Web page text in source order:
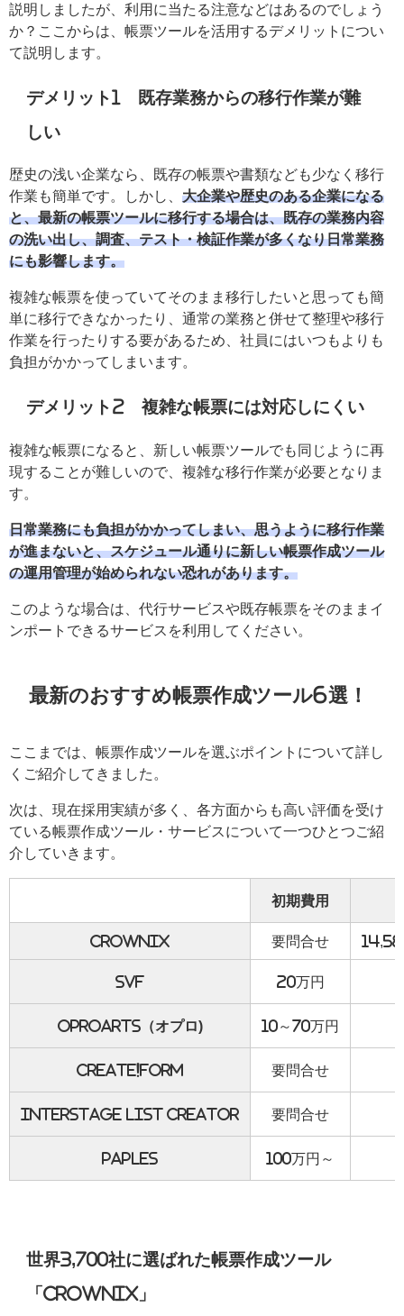
説明しましたが、利用に当たる注意などはあるのでしょう
か？ここからは、帳票ツールを活用するデメリットについ
て説明します。
デメリット1 既存業務からの移行作業が難
しい
歴史の浅い企業なら、既存の帳票や書類なども少なく移行
作業も簡単です。しかし、 大企業や歴史のある企業になる
と、最新の帳票ツールに移行する場合は、既存の業務内容
の洗い出し、調査、テスト・検証作業が多くなり日常業務
にも影響します。
複雑な帳票を使っていてそのまま移行したいと思っても簡
単に移行できなかったり、通常の業務と併せて整理や移行
作業を行ったりする要があるため、社員にはいつもよりも
負担がかかってしまいます。
デメリット2 複雑な帳票には対応しにくい
複雑な帳票になると、新しい帳票ツールでも同じように再
現することが難しいので、複雑な移行作業が必要となりま
す。
日常業務にも負担がかかってしまい、思うように移行作業
が進まないと、スケジュール通りに新しい帳票作成ツール
の運用管理が始められない恐れがあります。
このような場合は、代行サービスや既存帳票をそのままイ
ンポートできるサービスを利用してください。
最新のおすすめ帳票作成ツール6選！
ここまでは、帳票作成ツールを選ぶポイントについて詳し
くご紹介してきました。
次は、現在採用実績が多く、各方面からも高い評価を受け
ている帳票作成ツール・サービスについて一つひとつご紹
介していきます。
初期費用
crownix 要問合せ
SVF 20万円
OPROARTS（オプロ) 10～70万円
Create!form 要問合せ
Interstage List Creator 要問合せ
Paples 100万円～
世界3,700社に選ばれた帳票作成ツール
「CROWNIX」